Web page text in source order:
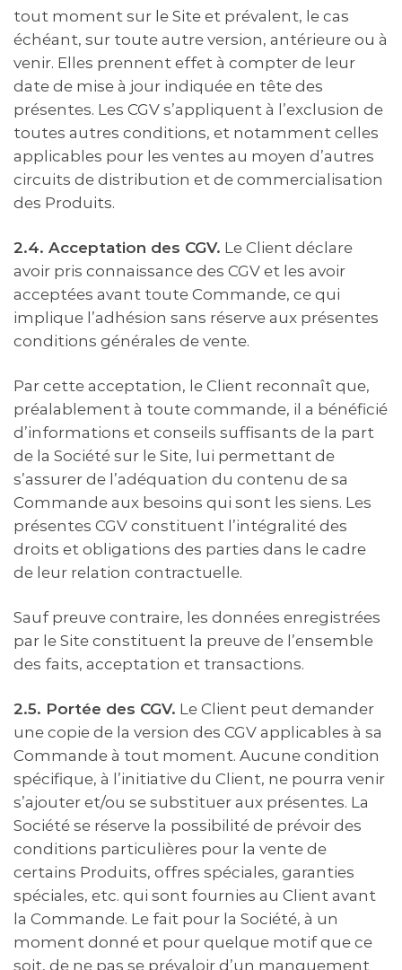
tout moment sur le Site et prévalent, le cas
échéant, sur toute autre version, antérieure ou à
venir. Elles prennent effet à compter de leur
date de mise à jour indiquée en tête des
présentes. Les CGV s’appliquent à l’exclusion de
toutes autres conditions, et notamment celles
applicables pour les ventes au moyen d’autres
circuits de distribution et de commercialisation
des Produits.
2.4. Acceptation des CGV. Le Client déclare
avoir pris connaissance des CGV et les avoir
acceptées avant toute Commande, ce qui
implique l’adhésion sans réserve aux présentes
conditions générales de vente.
Par cette acceptation, le Client reconnaît que,
préalablement à toute commande, il a bénéficié
d’informations et conseils suffisants de la part
de la Société sur le Site, lui permettant de
s’assurer de l’adéquation du contenu de sa
Commande aux besoins qui sont les siens. Les
présentes CGV constituent l’intégralité des
droits et obligations des parties dans le cadre
de leur relation contractuelle.
Sauf preuve contraire, les données enregistrées
par le Site constituent la preuve de l’ensemble
des faits, acceptation et transactions.
2.5. Portée des CGV. Le Client peut demander
une copie de la version des CGV applicables à sa
Commande à tout moment. Aucune condition
spécifique, à l’initiative du Client, ne pourra venir
s’ajouter et/ou se substituer aux présentes. La
Société se réserve la possibilité de prévoir des
conditions particulières pour la vente de
certains Produits, offres spéciales, garanties
spéciales, etc. qui sont fournies au Client avant
la Commande. Le fait pour la Société, à un
moment donné et pour quelque motif que ce
soit, de ne pas se prévaloir d’un manquement